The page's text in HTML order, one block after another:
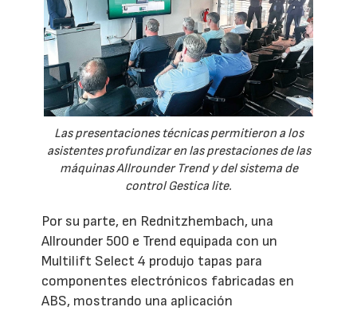
Las presentaciones técnicas permitieron a los
asistentes profundizar en las prestaciones de las
máquinas Allrounder Trend y del sistema de
control Gestica lite.
Por su parte, en Rednitzhembach, una
Allrounder 500 e Trend equipada con un
Multilift Select 4 produjo tapas para
componentes electrónicos fabricadas en
ABS, mostrando una aplicación